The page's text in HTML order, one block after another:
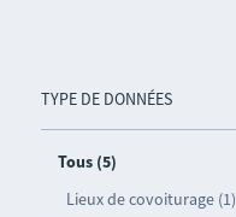
TYPE DE DONNÉES
Tous (5)
Lieux de covoiturage (1)